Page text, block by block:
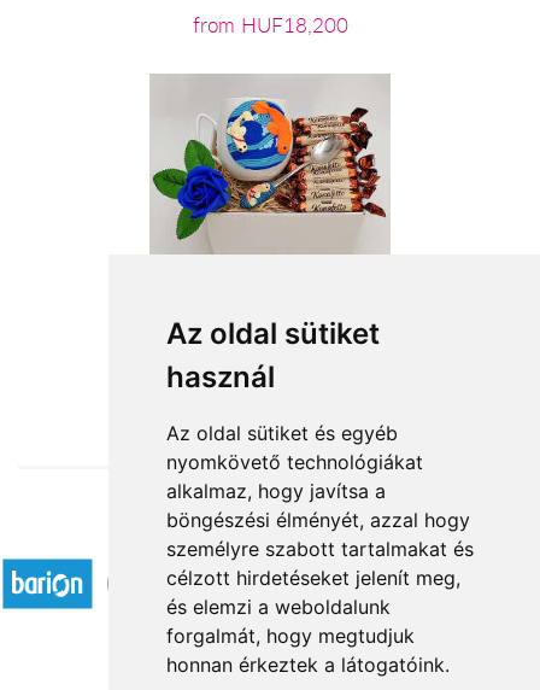
Az oldal sütiket
használ
Az oldal sütiket és egyéb
nyomkövető technológiákat
alkalmaz, hogy javítsa a
böngészési élményét, azzal hogy
személyre szabott tartalmakat és
célzott hirdetéseket jelenít meg,
és elemzi a weboldalunk
forgalmát, hogy megtudjuk
honnan érkeztek a látogatóink.
from HUF18,200
from HUF11,920
Accepted payment methods